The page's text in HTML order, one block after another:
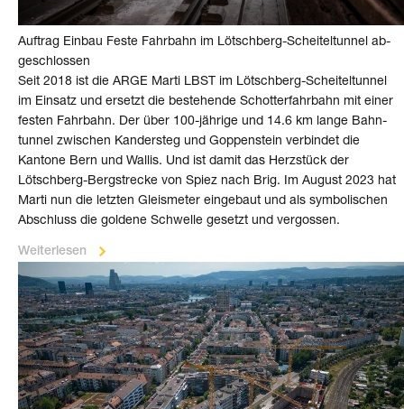
Auftrag Einbau Feste Fahr­bahn im Lötsch­berg-Scheiteltunnel ab­
ge­schlossen
Seit 2018 ist die ARGE Marti LBST im Lötschberg-Scheiteltunnel
im Einsatz und ersetzt die be­stehende Schotter­fahr­bahn mit einer
festen Fahr­bahn. Der über 100-jährige und 14.6 km lange Bahn­
tunnel zwischen Kandersteg und Goppenstein ver­bindet die
Kantone Bern und Wallis. Und ist damit das Herz­stück der
Lötschberg-Bergstrecke von Spiez nach Brig. Im August 2023 hat
Marti nun die letzten Gleis­meter ein­gebaut und als symbolischen
Ab­schluss die goldene Schwelle gesetzt und vergossen.
Weiterlesen